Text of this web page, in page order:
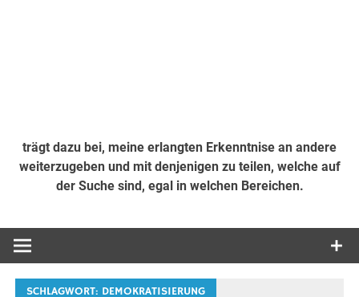
trägt dazu bei, meine erlangten Erkenntnise an andere
weiterzugeben und mit denjenigen zu teilen, welche auf
der Suche sind, egal in welchen Bereichen.
SCHLAGWORT: DEMOKRATISIERUNG